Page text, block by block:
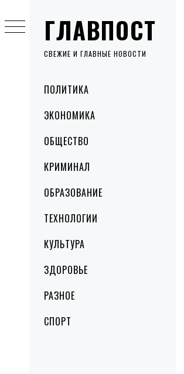
ГЛАВПОСТ
СВЕЖИЕ И ГЛАВНЫЕ НОВОСТИ
MenuПОЛИТИКА
ЭКОНОМИКА
ОБЩЕСТВО
КРИМИНАЛ
ОБРАЗОВАНИЕ
ТЕХНОЛОГИИ
КУЛЬТУРА
ЗДОРОВЬЕ
РАЗНОЕ
СПОРТ
to
content